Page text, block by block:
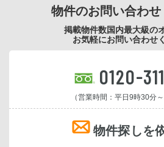
物件のお問い合わ
掲載物件数国内最大級の
お気軽にお問い合わせ
0120-
（営業時間：平日9時30分
物件探しを